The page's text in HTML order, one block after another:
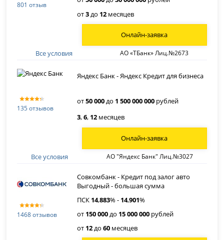
801 отзыв
от3до 12 месяцев
Все условия АО «ТБанк» Лиц.№2673
Онлайн-заявка
135 отзывов
Яндекс Банк - Яндекс Кредит для бизнеса
от50 000до 1 500 000 000 рублей
3,6, 12 месяцев
Все условия АО "Яндекс Банк" Лиц.№3027
Онлайн-заявка
1468 отзывов
Совкомбанк - Кредит под залог авто
Выгодный - большая сумма
ПСК 14,883% - 14,901%
от 150 000до 15 000 000 рублей
от 12до60 месяцев